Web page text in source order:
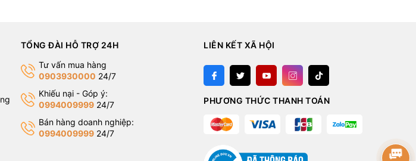
TỔNG ĐÀI HỖ TRỢ 24H
Tư vấn mua hàng
0903930000 24/7
Khiếu nại - Góp ý:
099400999924/7
Bán hàng doanh nghiệp:
099400999924/7
LIÊN KẾT XÃ HỘI
PHƯƠNG THỨC THANH TOÁN